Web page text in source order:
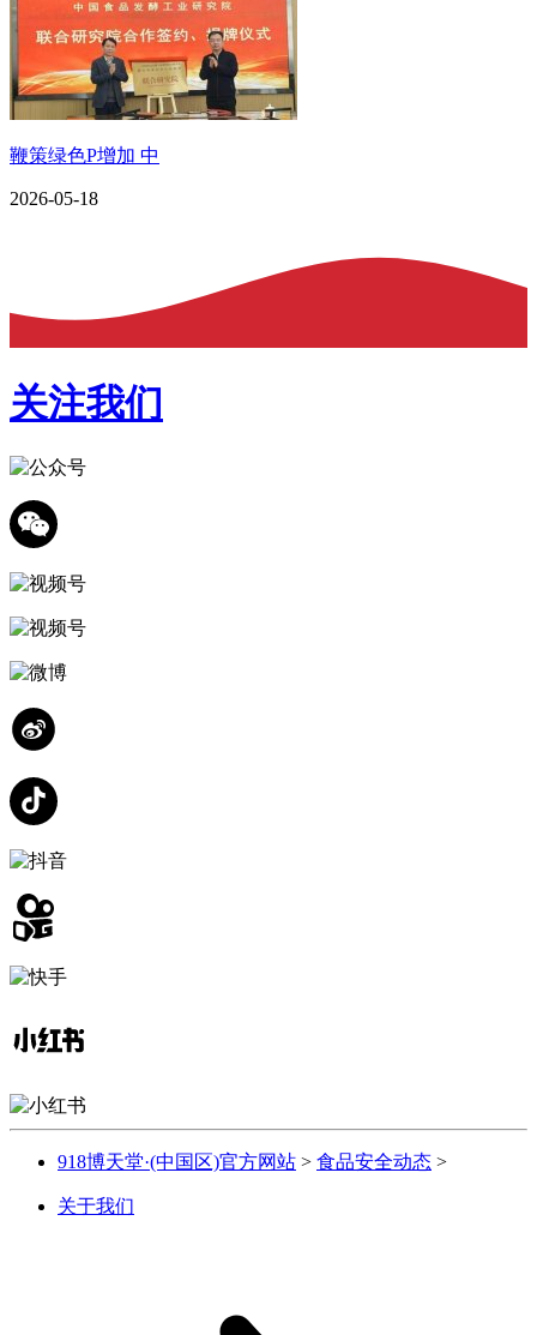
鞭策绿色P增加 中
2026-05-18
关注我们
918博天堂·(中国区)官方网站 > 食品安全动态 >
关于我们